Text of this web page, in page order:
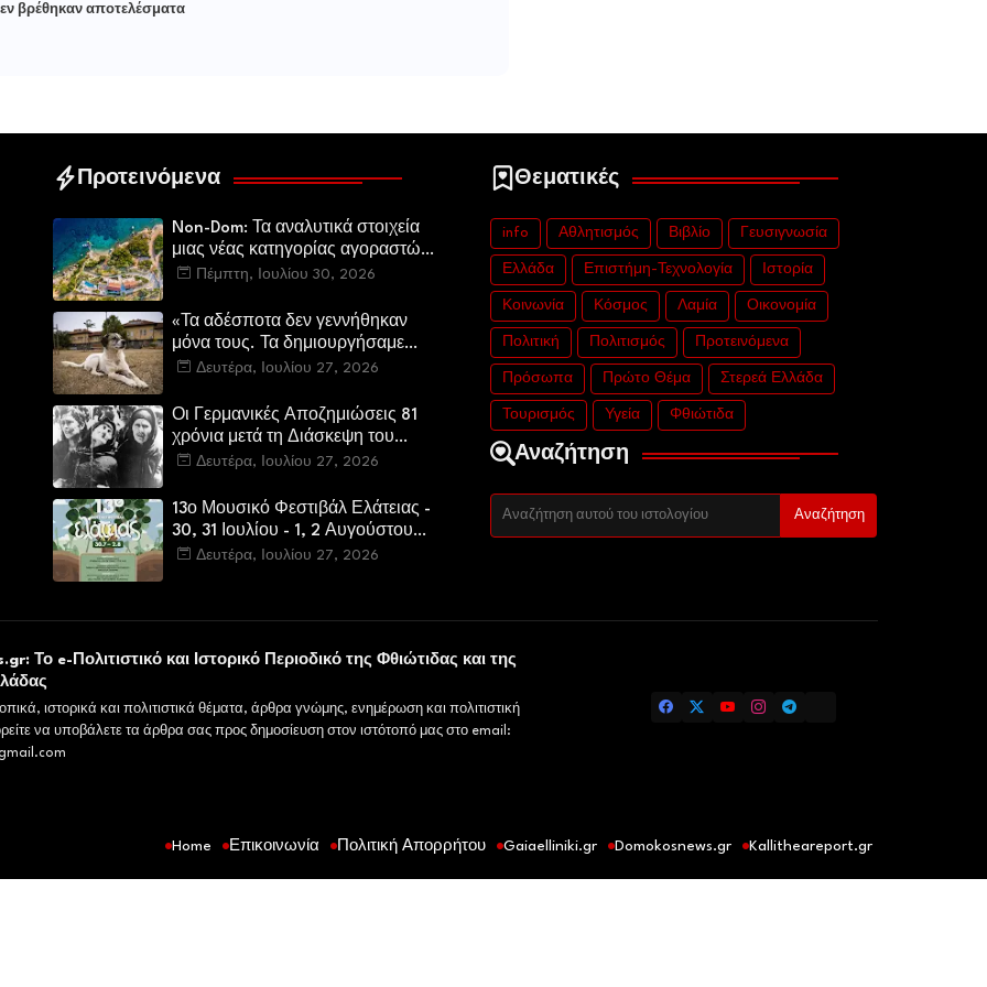
βρέθηκαν αποτελέσματα
Προτεινόμενα
Non-Dom: Τα αναλυτικά στοιχεία
μιας νέας κατηγορίας αγοραστών
στην ελληνική αγορά πολυτελών
Πέμπτη, Ιουλίου 30, 2026
«Τα αδέσποτα δεν γεννήθηκαν
μόνα τους. Τα δημιουργήσαμε
εμείς.»
Δευτέρα, Ιουλίου 27, 2026
Οι Γερμανικές Αποζημιώσεις 81
χρόνια μετά τη Διάσκεψη του
Πότσνταμ
Δευτέρα, Ιουλίου 27, 2026
13ο Μουσικό Φεστιβάλ Ελάτειας -
30, 31 Ιουλίου - 1, 2 Αυγούστου
2026Δευτέρα, Ιουλίου 27, 2026
Θεματικές
info Αθλητισμός Βιβλίο Γευσιγνωσία
Ελλάδα Επιστήμη-Τεχνολογία Ιστορία
Κοινωνία Κόσμος Λαμία Οικονομία
Πολιτική Πολιτισμός Προτεινόμενα
Πρόσωπα Πρώτο Θέμα Στερεά Ελλάδα
Τουρισμός Υγεία Φθιώτιδα
Αναζήτηση
Το e-Πολιτιστικό και Ιστορικό Περιοδικό της Φθιώτιδας και της
ιστορικά και πολιτιστικά θέματα, άρθρα γνώμης, ενημέρωση και πολιτιστική
να υποβάλετε τα άρθρα σας προς δημοσίευση στον ιστότοπό μας στο email:
Home Επικοινωνία Πολιτική Απορρήτου Gaiaelliniki.gr Domokosnews.gr Kallitheareport.gr